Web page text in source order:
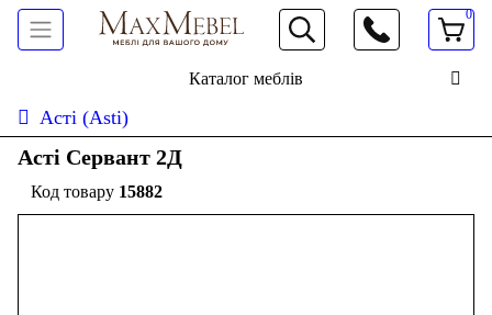
066 472 19 61
0
Каталог меблів
Асті (Asti)
Асті Сервант 2Д
15882